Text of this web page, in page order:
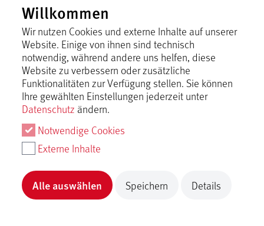
Inhalt laden
Lichtenstein
Inhalt laden
Gästehaus Haag
Bad Urach
Inhalt laden
Gästehaus Taraba
Willkommen
Wir nutzen Cookies und externe Inhalte auf unserer
Website. Einige von ihnen sind technisch
notwendig, während andere uns helfen, diese
Website zu verbessern oder zusätzliche
Funktionalitäten zur Verfügung stellen. Sie können
Ihre gewählten Einstellungen jederzeit unter
Datenschutz ändern.
Notwendige Cookies
Externe Inhalte
Alle auswählen Speichern Details